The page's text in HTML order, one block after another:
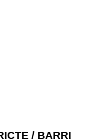
/ BARRI